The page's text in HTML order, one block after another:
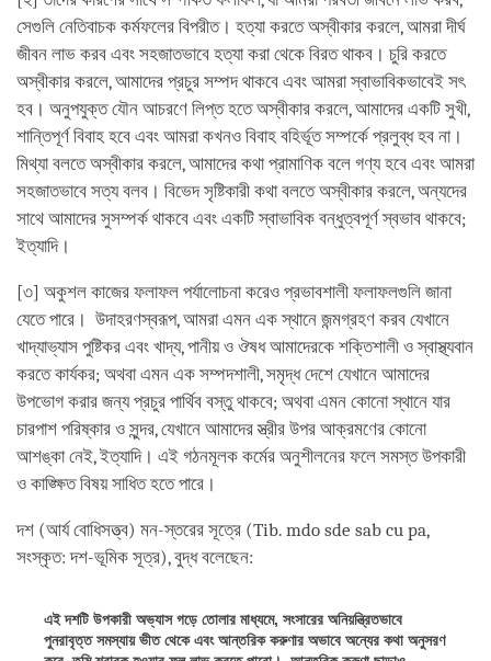
সেগুলি নেতিবাচক কর্মফলের বিপরীত। হত্যা করতে অস্বীকার করলে, আমরা দীর্ঘ
জীবন লাভ করব এবং সহজাতভাবে হত্যা করা থেকে বিরত থাকব। চুরি করতে
অস্বীকার করলে, আমাদের প্রচুর সম্পদ থাকবে এবং আমরা স্বাভাবিকভাবেই সৎ
হব। অনুপযুক্ত যৌন আচরণে লিপ্ত হতে অস্বীকার করলে, আমাদের একটি সুখী,
শান্তিপূর্ণ বিবাহ হবে এবং আমরা কখনও বিবাহ বহির্ভূত সম্পর্কে প্রলুব্ধ হব না।
মিথ্যা বলতে অস্বীকার করলে, আমাদের কথা প্রামাণিক বলে গণ্য হবে এবং আমরা
সহজাতভাবে সত্য বলব। বিভেদ সৃষ্টিকারী কথা বলতে অস্বীকার করলে, অন্যদের
সাথে আমাদের সুসম্পর্ক থাকবে এবং একটি স্বাভাবিক বন্ধুত্বপূর্ণ স্বভাব থাকবে;
ইত্যাদি।
[৩] অকুশল কাজের ফলাফল পর্যালোচনা করেও প্রভাবশালী ফলাফলগুলি জানা
যেতে পারে। উদাহরণস্বরূপ, আমরা এমন এক স্থানে জন্মগ্রহণ করব যেখানে
খাদ্যাভ্যাস পুষ্টিকর এবং খাদ্য, পানীয় ও ঔষধ আমাদেরকে শক্তিশালী ও স্বাস্থ্যবান
করতে কার্যকর; অথবা এমন এক সম্পদশালী, সমৃদ্ধ দেশে যেখানে আমাদের
উপভোগ করার জন্য প্রচুর পার্থিব বস্তু থাকবে; অথবা এমন কোনো স্থানে যার
চারপাশ পরিষ্কার ও সুন্দর, যেখানে আমাদের স্ত্রীর উপর আক্রমণের কোনো
আশঙ্কা নেই, ইত্যাদি। এই গঠনমূলক কর্মের অনুশীলনের ফলে সমস্ত উপকারী
ও কাঙ্ক্ষিত বিষয় সাধিত হতে পারে।
দশ (আর্য বোধিসত্ত্ব) মন-স্তরের সূত্রে (Tib. mdo sde sab cu pa,
সংস্কৃত: দশ-ভূমিক সূত্র), বুদ্ধ বলেছেন:
এই দশটি উপকারী অভ্যাস গড়ে তোলার মাধ্যমে, সংসারের অনিয়ন্ত্রিতভাবে
পুনরাবৃত্ত সমস্যায় ভীত থেকে এবং আন্তরিক করুণার অভাবে অন্যের কথা অনুসরণ